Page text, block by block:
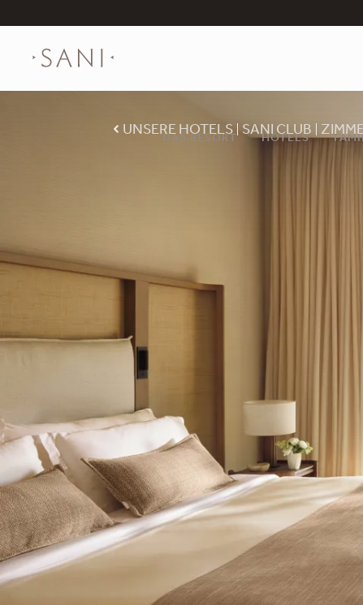
DAS RESORT HOTELS
UNSERE HOTELS SANI CLUB